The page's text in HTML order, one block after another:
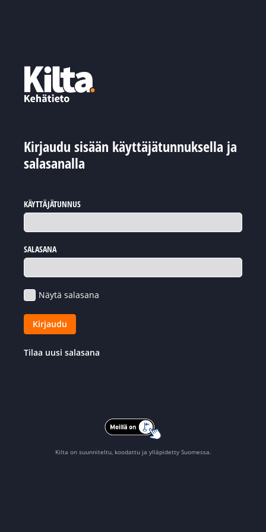
Kirjaudu sisään käyttäjätunnuksella ja
salasanalla
KÄYTTÄJÄTUNNUS
SALASANA
Näytä salasana
Kirjaudu
Tilaa uusi salasana
Kilta on suunniteltu, koodattu ja ylläpidetty Suomessa.